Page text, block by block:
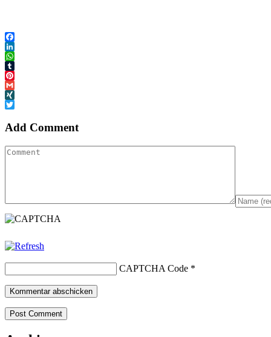
Facebook
LinkedIn
WhatsApp
Tumblr
Pinterest
Gmail
XING
Add Comment
CAPTCHA Code *
Post Comment